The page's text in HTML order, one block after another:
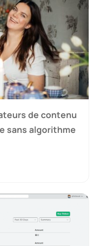
de contenu
sans algorithme